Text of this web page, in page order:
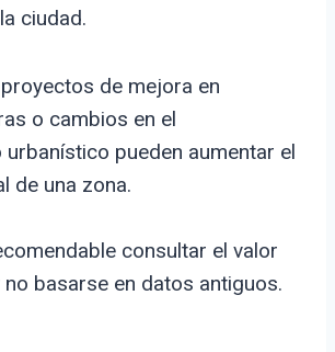
ciudad.
de mejora en
o cambios en el
urbanístico pueden aumentar el
de una zona.
consultar el valor
basarse en datos antiguos.